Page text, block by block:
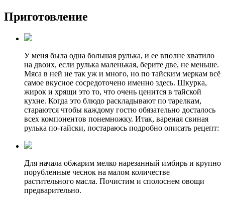
Приготовление
У меня была одна большая рулька, и ее вполне хватило
на двоих, если рулька маленькая, берите две, не меньше.
Мяса в ней не так уж и много, но по тайским меркам всё
самое вкусное сосредоточено именно здесь. Шкурка,
жирок и хрящи это то, что очень ценится в тайской
кухне. Когда это блюдо раскладывают по тарелкам,
стараются чтобы каждому гостю обязательно досталось
всех компонентов понемножку. Итак, вареная свиная
рулька по-тайски, постараюсь подробно описать рецепт:
Для начала обжарим мелко нарезанный имбирь и крупно
порубленные чеснок на малом количестве
растительного масла. Почистим и сполоснем овощи
предварительно.